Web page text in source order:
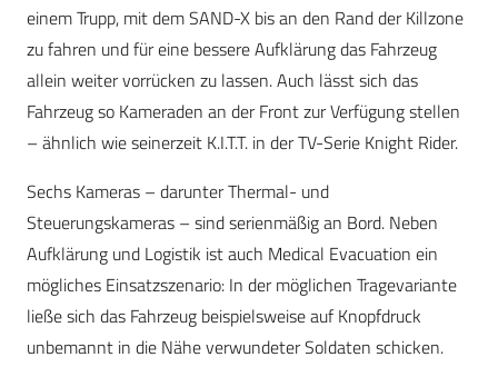
einem Trupp, mit dem SAND-X bis an den Rand der Killzone
zu fahren und für eine bessere Aufklärung das Fahrzeug
allein weiter vorrücken zu lassen. Auch lässt sich das
Fahrzeug so Kameraden an der Front zur Verfügung stellen
– ähnlich wie seinerzeit K.I.T.T. in der TV-Serie Knight Rider.
Sechs Kameras – darunter Thermal- und
Steuerungskameras – sind serienmäßig an Bord. Neben
Aufklärung und Logistik ist auch Medical Evacuation ein
mögliches Einsatzszenario: In der möglichen Tragevariante
ließe sich das Fahrzeug beispielsweise auf Knopfdruck
unbemannt in die Nähe verwundeter Soldaten schicken.